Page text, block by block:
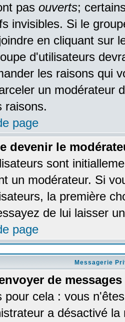
pas ouverts;
invisibles. Si le
en cliquant sur
d'utilisateurs
les raisons qui
un modérateur
raisons.
page
devenir le
sont
un modérateur. Si
la première
de lui laisser
page
Messagerie
de
pour cela : vous
a désactivé